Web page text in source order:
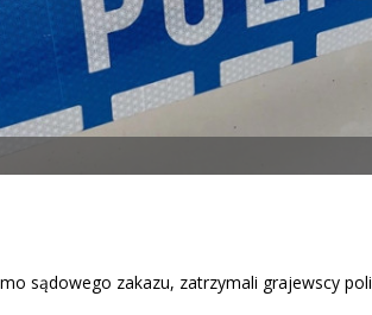
sądowego zakazu, zatrzymali grajewscy